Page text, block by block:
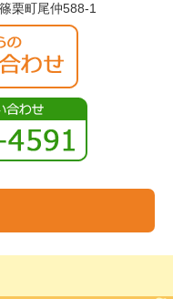
栗町尾仲588-1